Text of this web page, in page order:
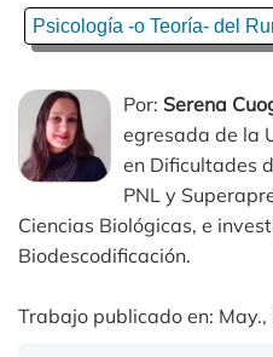
Psicología -o Teoría- del
Por: Serena
egresada de la
en Dificultades
PNL y
Ciencias Biológicas, e
Biodescodificación.
Trabajo publicado en: May.,